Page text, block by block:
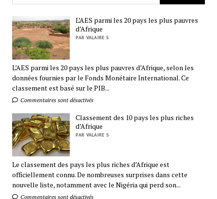
L’AES parmi les 20 pays les plus pauvres
d’Afrique
PAR VALAIRE S
L’AES parmi les 20 pays les plus pauvres d’Afrique, selon les
données fournies par le Fonds Monétaire International. Ce
classement est basé sur le PIB...
Commentaires sont désactivés
Classement des 10 pays les plus riches
d’Afrique
PAR VALAIRE S
Le classement des pays les plus riches d’Afrique est
officiellement connu. De nombreuses surprises dans cette
nouvelle liste, notamment avec le Nigéria qui perd son...
Commentaires sont désactivés